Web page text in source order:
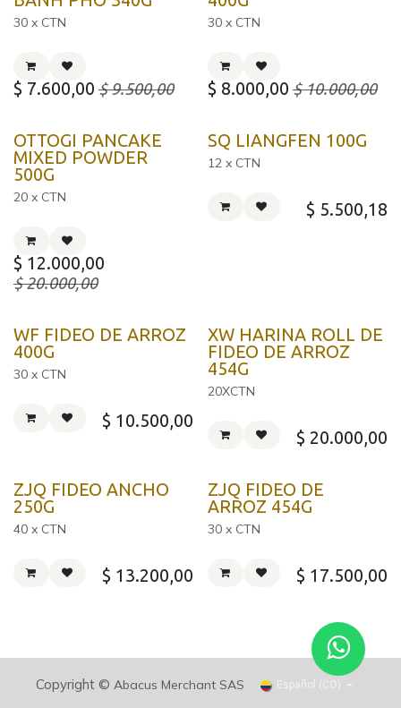
30 x CTN
$ 7.600,00 $9.500,00
30 x CTN
$ 8.000,00 $10.000,00
Corea
OTTOGI PANCAKE
MIXED POWDER
500G
20 x CTN
$ 12.000,00
$20.000,00
SQ LIANGFEN 100G
12 x CTN
$ 5.500,18
WF FIDEO DE ARROZ
400G
30 x CTN
$ 10.500,00
XW HARINA ROLL DE
FIDEO DE ARROZ
454G
20XCTN
$ 20.000,00
ZJQ FIDEO ANCHO
250G
40 x CTN
$ 13.200,00
ZJQ FIDEO DE
ARROZ 454G
30 x CTN
$ 17.500,00
Copyright © Abacus Merchant SAS Español (CO)